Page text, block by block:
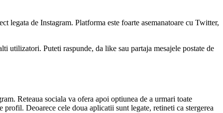
legata de Instagram. Platforma este foarte asemanatoare cu Twitter,
utilizatori. Puteti raspunde, da like sau partaja mesajele postate de
Reteaua sociala va ofera apoi optiunea de a urmari toate
Deoarece cele doua aplicatii sunt legate, retineti ca stergerea